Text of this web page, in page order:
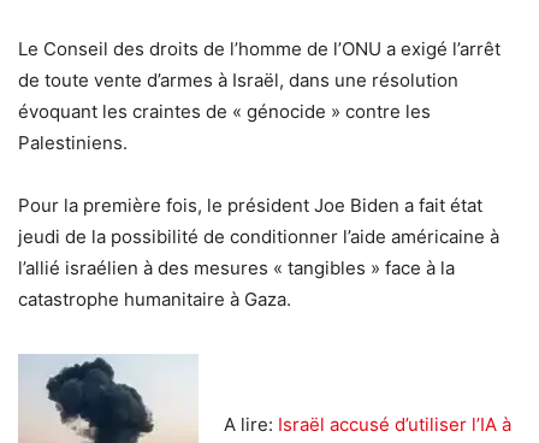
Le Conseil des droits de l’homme de l’ONU a exigé l’arrêt
de toute vente d’armes à Israël, dans une résolution
évoquant les craintes de « génocide » contre les
Palestiniens.
Pour la première fois, le président Joe Biden a fait état
jeudi de la possibilité de conditionner l’aide américaine à
l’allié israélien à des mesures « tangibles » face à la
catastrophe humanitaire à Gaza.
A lire: Israël accusé d’utiliser l’IA à